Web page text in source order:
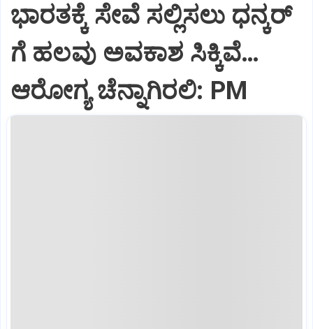
ಭಾರತಕ್ಕೆ ಸೇವೆ ಸಲ್ಲಿಸಲು ಧನ್ಕರ್‌
ಗೆ ಹಲವು ಅವಕಾಶ ಸಿಕ್ಕಿವೆ…
ಆರೋಗ್ಯ ಚೆನ್ನಾಗಿರಲಿ: PM